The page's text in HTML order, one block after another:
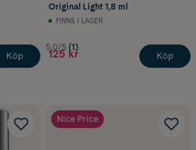
Köp
Original Light 1,8 ml
FINNS I LAGER
5.0/5 (1)
125 kr Köp
Nice Price